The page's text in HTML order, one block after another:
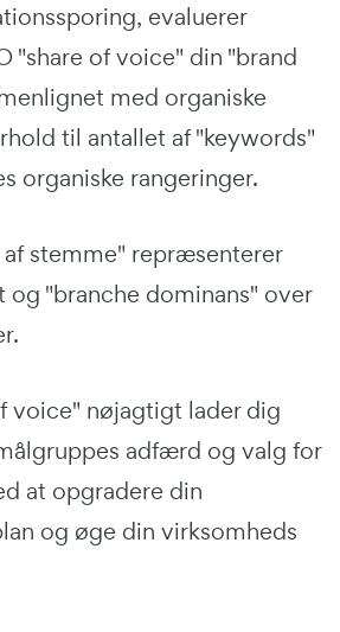
evaluerer
"share of voice" din "brand
med organiske
til antallet af "keywords"
organiske rangeringer.
af stemme" repræsenterer
"branche dominans" over
voice" nøjagtigt lader dig
adfærd og valg for
at opgradere din
og øge din virksomheds